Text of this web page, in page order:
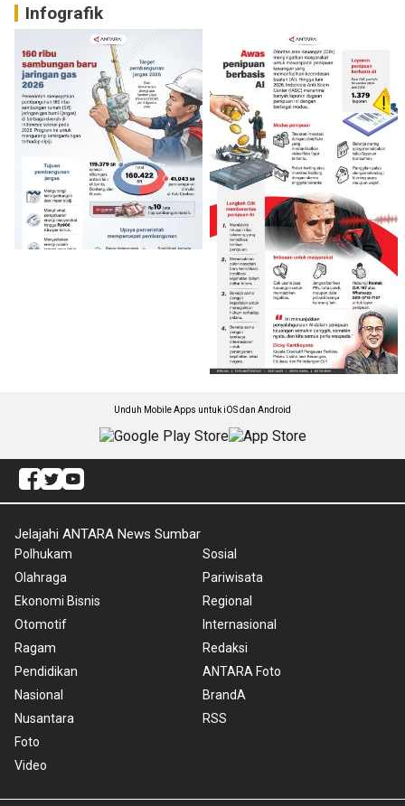
Infografik
Unduh Mobile Apps untuk iOS dan Android
Jelajahi ANTARA News Sumbar
Polhukam
Olahraga
Ekonomi Bisnis
Otomotif
Ragam
Pendidikan
Nasional
Nusantara
Foto
Video
Sosial
Pariwisata
Regional
Internasional
Redaksi
ANTARA Foto
BrandA
RSS